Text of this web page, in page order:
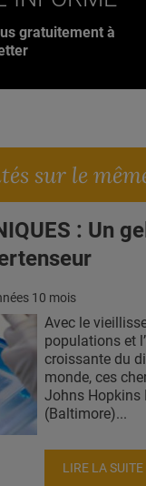
gratuitement à
sur le
: Un
10 mois
Avec le
populations et
croissante du
monde, ces
Johns Hopkins
(Baltimore)...
LIRE LA SUITE